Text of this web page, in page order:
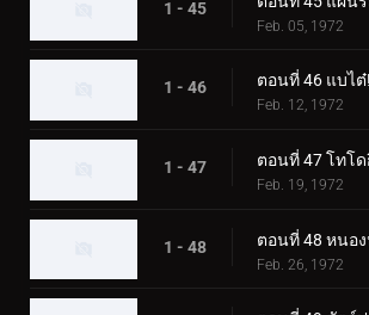
1 - 45
Feb. 05, 1972
1 - 46
Feb. 12, 1972
1 - 47
Feb. 19, 1972
1 - 48
Feb. 26, 1972